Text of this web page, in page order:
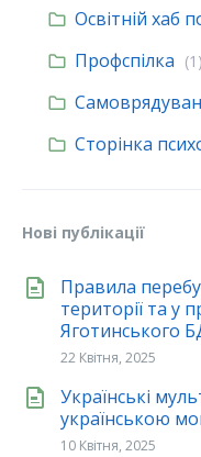
Освітній хаб
Профспілка (1)
Сторінка
Нові публікації
Правила
території та у
Яготинського
22 Квітня, 2025
Українські
українською
10 Квітня, 2025